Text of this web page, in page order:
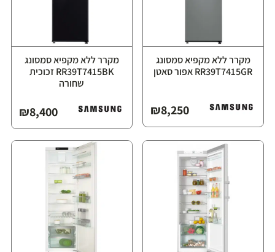
מקרר ללא מקפיא סמסונג
RR39T7415GR אפור סאטן
₪8,250
מקרר ללא מקפיא סמסונג
RR39T7415BK זכוכית
שחורה
₪8,400